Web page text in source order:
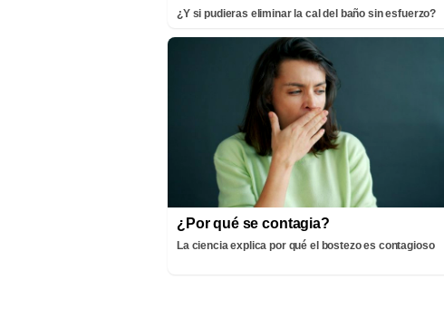
¿Y si pudieras eliminar la cal del baño sin esfuerzo?
¿Por qué se contagia?
La ciencia explica por qué el bostezo es contagioso